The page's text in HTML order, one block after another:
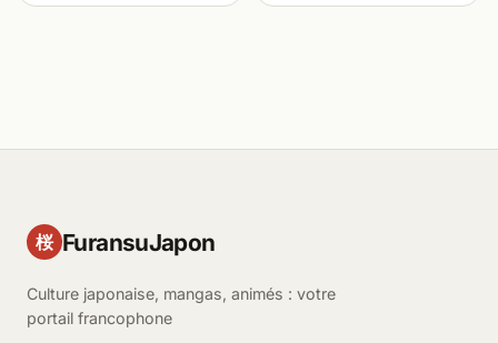
桜 FuransuJapon
Culture japonaise, mangas, animés : votre
portail francophone